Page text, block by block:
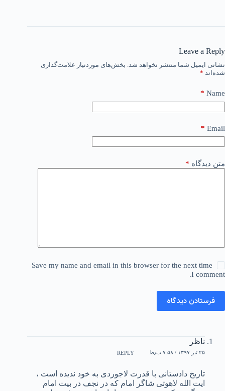
Leave a Reply
نشانی ایمیل شما منتشر نخواهد شد. بخش‌های موردنیاز علامت‌گذاری
شده‌اند *
Name
*
Email
*
متن دیدگاه *
Save my name and email in this browser for the next time
I comment.
فرستادن دیدگاه
ناظر
۲۵ تیر ۱۳۹۷ / ۷:۵۸ ب٫ظ REPLY
تاریخ دادستانی با قدرت لاجوردی به خود ندیده است ،
ایت الله لاهوتی شاگر امام که در نجف در بیت امام